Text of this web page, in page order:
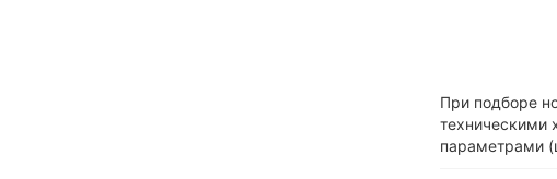
При подборе
техническими
параметрами